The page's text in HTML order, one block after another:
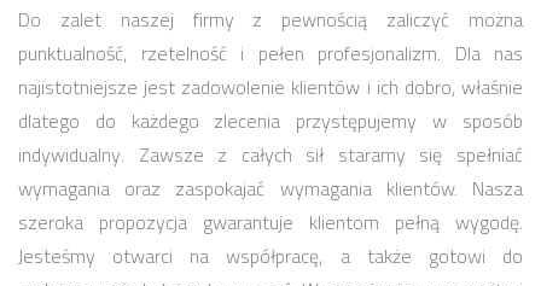
Do zalet naszej firmy z pewnością zaliczyć można
punktualność, rzetelność i pełen profesjonalizm. Dla nas
najistotniejsze jest zadowolenie klientów i ich dobro, właśnie
dlatego do każdego zlecenia przystępujemy w sposób
indywidualny. Zawsze z całych sił staramy się spełniać
wymagania oraz zaspokajać wymagania klientów. Nasza
szeroka propozycja gwarantuje klientom pełną wygodę.
Jesteśmy otwarci na współpracę, a także gotowi do